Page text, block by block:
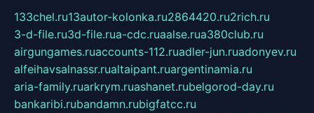
133chel.ru13autor-kolonka.ru2864420.ru2rich.ru
3-d-file.ru3d-file.rua-cdc.ruaalse.rua380club.ru
airgungames.ruaccounts-112.ruadler-jun.ruadonyev.ru
alfeihavsalnassr.rualtaipant.ruargentinamia.ru
aria-family.ruarkrym.ruashanet.rubelgorod-day.ru
bankaribi.rubandamn.rubigfatcc.ru